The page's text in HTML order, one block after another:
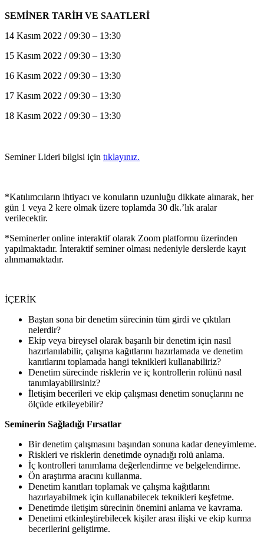
SEMİNER TARİH VE SAATLERİ
14 Kasım 2022 / 09:30 – 13:30
15 Kasım 2022 / 09:30 – 13:30
16 Kasım 2022 / 09:30 – 13:30
17 Kasım 2022 / 09:30 – 13:30
18 Kasım 2022 / 09:30 – 13:30
Seminer Lideri bilgisi için tıklayınız.
*Katılımcıların ihtiyacı ve konuların uzunluğu dikkate alınarak, her
gün 1 veya 2 kere olmak üzere toplamda 30 dk.’lık aralar
verilecektir.
*Seminerler online interaktif olarak Zoom platformu üzerinden
yapılmaktadır. İnteraktif seminer olması nedeniyle derslerde kayıt
alınmamaktadır.
İÇERİK
Baştan sona bir denetim sürecinin tüm girdi ve çıktıları
nelerdir?
Ekip veya bireysel olarak başarılı bir denetim için nasıl
hazırlanılabilir, çalışma kağıtlarını hazırlamada ve denetim
kanıtlarını toplamada hangi teknikleri kullanabiliriz?
Denetim sürecinde risklerin ve iç kontrollerin rolünü nasıl
tanımlayabilirsiniz?
İletişim becerileri ve ekip çalışması denetim sonuçlarını ne
ölçüde etkileyebilir?
Seminerin Sağladığı Fırsatlar
Bir denetim çalışmasını başından sonuna kadar deneyimleme.
Riskleri ve risklerin denetimde oynadığı rolü anlama.
İç kontrolleri tanımlama değerlendirme ve belgelendirme.
Ön araştırma aracını kullanma.
Denetim kanıtları toplamak ve çalışma kağıtlarını
hazırlayabilmek için kullanabilecek teknikleri keşfetme.
Denetimde iletişim sürecinin önemini anlama ve kavrama.
Denetimi etkinleştirebilecek kişiler arası ilişki ve ekip kurma
becerilerini geliştirme.